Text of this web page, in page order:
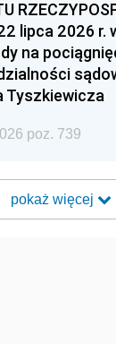
lipca 2026 r.
na
Tyszkiewicza
poz. 739
pokaż więcej